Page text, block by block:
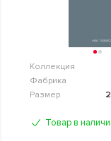
Коллекция
Фабрика
Размер
Товар в